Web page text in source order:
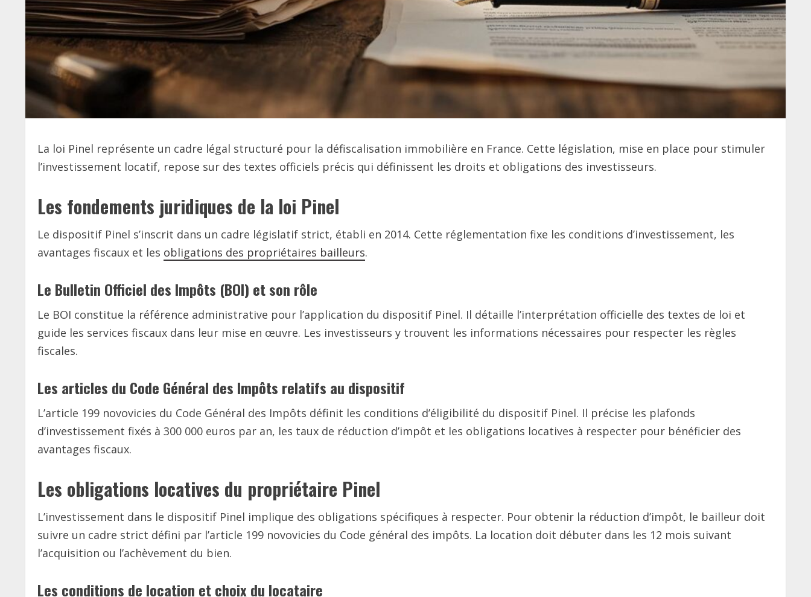
La loi Pinel représente un cadre légal structuré pour la défiscalisation immobilière en France. Cette législation, mise en place pour stimuler
l’investissement locatif, repose sur des textes officiels précis qui définissent les droits et obligations des investisseurs.
Les fondements juridiques de la loi Pinel
Le dispositif Pinel s’inscrit dans un cadre législatif strict, établi en 2014. Cette réglementation fixe les conditions d’investissement, les
avantages fiscaux et les obligations des propriétaires bailleurs.
Le Bulletin Officiel des Impôts (BOI) et son rôle
Le BOI constitue la référence administrative pour l’application du dispositif Pinel. Il détaille l’interprétation officielle des textes de loi et
guide les services fiscaux dans leur mise en œuvre. Les investisseurs y trouvent les informations nécessaires pour respecter les règles
fiscales.
Les articles du Code Général des Impôts relatifs au dispositif
L’article 199 novovicies du Code Général des Impôts définit les conditions d’éligibilité du dispositif Pinel. Il précise les plafonds
d’investissement fixés à 300 000 euros par an, les taux de réduction d’impôt et les obligations locatives à respecter pour bénéficier des
avantages fiscaux.
Les obligations locatives du propriétaire Pinel
L’investissement dans le dispositif Pinel implique des obligations spécifiques à respecter. Pour obtenir la réduction d’impôt, le bailleur doit
suivre un cadre strict défini par l’article 199 novovicies du Code général des impôts. La location doit débuter dans les 12 mois suivant
l’acquisition ou l’achèvement du bien.
Les conditions de location et choix du locataire